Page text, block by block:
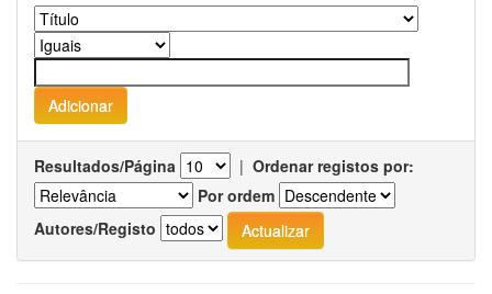
Resultados/Página | Ordenar registos por:
Por ordem
Autores/Registo